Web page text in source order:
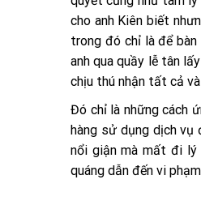
cho anh Kiên biết
trong đó chỉ là để
anh qua quầy lễ tân
chịu thú nhận tất cả
Đó chỉ là những cách
hàng sử dụng dịch vụ
nổi giận mà mất đi lý
quáng dẫn đến vi